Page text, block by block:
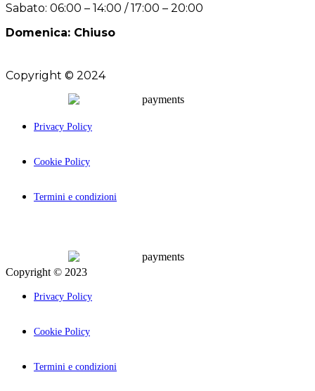
Sabato: 06:00 – 14:00 / 17:00 – 20:00
Domenica: Chiuso
Copyright © 2024
Privacy Policy
Cookie Policy
Termini e condizioni
Copyright © 2023
Privacy Policy
Cookie Policy
Termini e condizioni